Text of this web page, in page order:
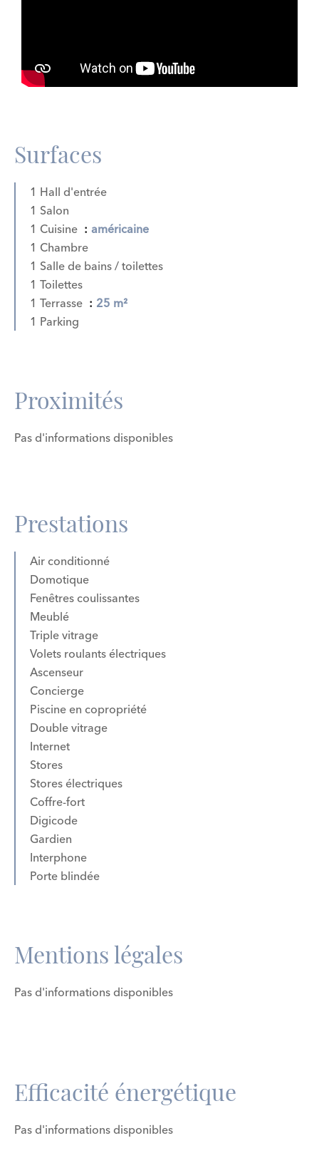
Surfaces
1 Hall d'entrée
1 Salon
1 Cuisine
américaine
1 Chambre
1 Salle de bains / toilettes
1 Toilettes
1 Terrasse
25 m²
1 Parking
Proximités
Pas d'informations disponibles
Prestations
Air conditionné
Domotique
Fenêtres coulissantes
Meublé
Triple vitrage
Volets roulants électriques
Ascenseur
Concierge
Piscine en copropriété
Double vitrage
Internet
Stores
Stores électriques
Coffre-fort
Digicode
Gardien
Interphone
Porte blindée
Mentions légales
Pas d'informations disponibles
Efficacité énergétique
Pas d'informations disponibles